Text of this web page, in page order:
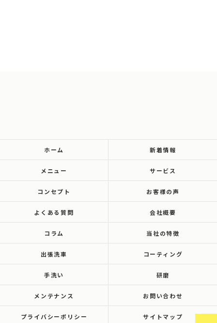
ホーム 新着情報
メニュー サービス
コンセプト お客様の声
よくある質問 会社概要
コラム 当社の特徴
出張洗車 コーティング
手洗い 研磨
メンテナンス お問い合わせ
プライバシーポリシー サイトマップ